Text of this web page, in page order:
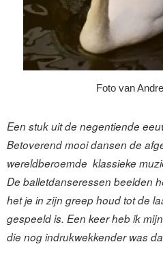
Foto van
Een stuk uit de negentiende
Betoverend mooi dansen de
wereldberoemde klassieke
De balletdanseressen beelden
het je in zijn greep houd tot de
gespeeld is. Een keer heb ik
die nog indrukwekkender was